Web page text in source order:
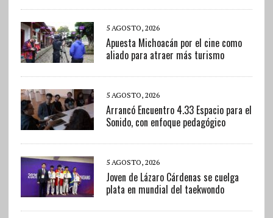
5 AGOSTO, 2026
Apuesta Michoacán por el cine como
aliado para atraer más turismo
5 AGOSTO, 2026
Arrancó Encuentro 4.33 Espacio para el
Sonido, con enfoque pedagógico
5 AGOSTO, 2026
Joven de Lázaro Cárdenas se cuelga
plata en mundial del taekwondo